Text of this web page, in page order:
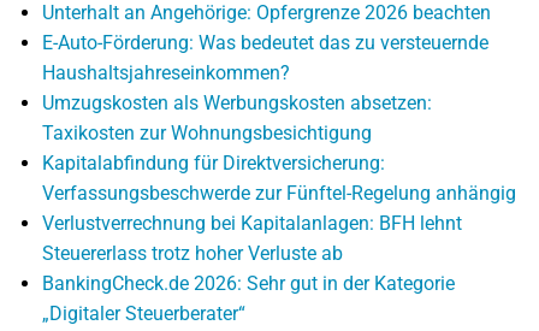
Unterhalt an Angehörige: Opfergrenze 2026 beachten
E-Auto-Förderung: Was bedeutet das zu versteuernde
Haushaltsjahreseinkommen?
Umzugskosten als Werbungskosten absetzen:
Taxikosten zur Wohnungsbesichtigung
Kapitalabfindung für Direktversicherung:
Verfassungsbeschwerde zur Fünftel-Regelung anhängig
Verlustverrechnung bei Kapitalanlagen: BFH lehnt
Steuererlass trotz hoher Verluste ab
BankingCheck.de 2026: Sehr gut in der Kategorie
„Digitaler Steuerberater“